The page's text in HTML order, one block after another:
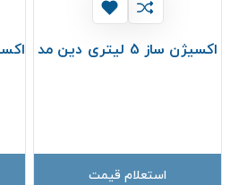
اکسیژن ساز 5 لیتری دین مد
استعلام قیمت